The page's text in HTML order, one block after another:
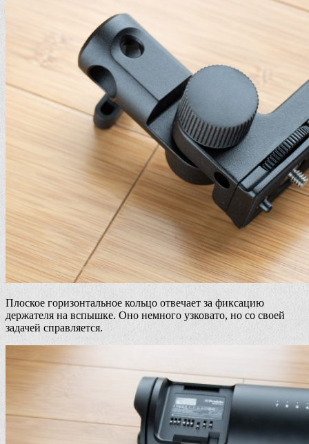
Плоское горизонтальное кольцо отвечает за фиксацию
держателя на вспышке. Оно немного узковато, но со своей
задачей справляется.